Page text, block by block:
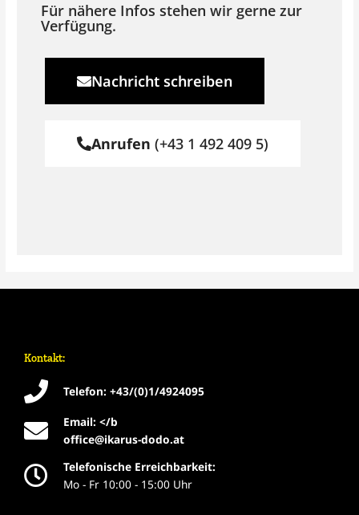
Für nähere Infos stehen wir gerne zur
Verfügung.
Nachricht schreiben
Anrufen (+43 1 492 409 5)
Kontakt:
Telefon: +43/(0)1/4924095
Email: </b
office@ikarus-dodo.at
Telefonische Erreichbarkeit:
Mo - Fr 10:00 - 15:00 Uhr